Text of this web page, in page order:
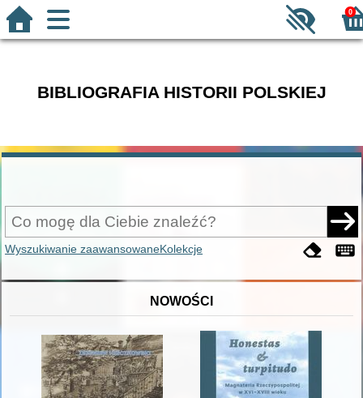
0
BIBLIOGRAFIA HISTORII POLSKIEJ
Wyszukiwanie zaawansowaneKolekcje
NOWOŚCI